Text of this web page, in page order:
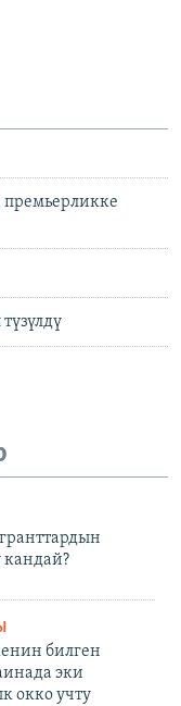
премьерликке
кандай?
билген
эки
окко учту